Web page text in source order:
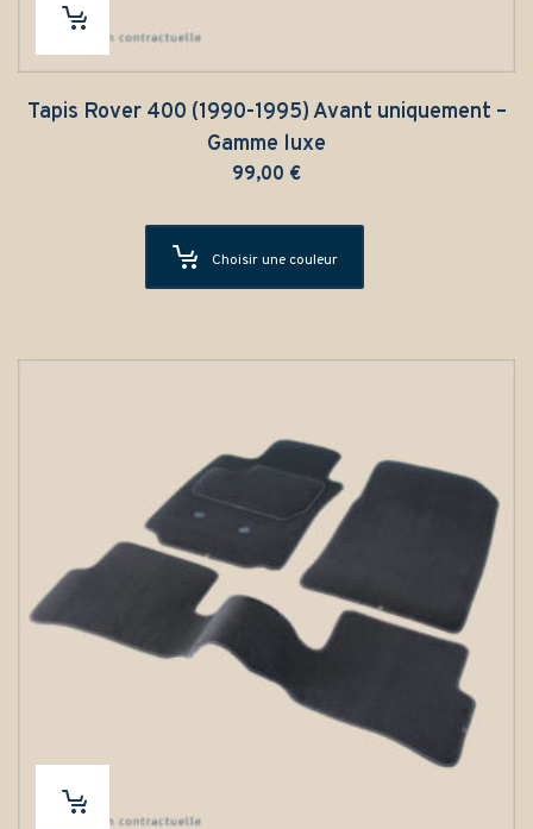
Tapis Rover 400 (1990-1995) Avant uniquement –
Gamme luxe
99,00 €
Choisir une couleur